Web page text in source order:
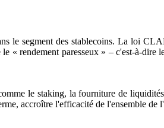
le segment des stablecoins. La loi
rendement paresseux » – c'est-à-dire
le staking, la fourniture de
accroître l'efficacité de l'ensemble de